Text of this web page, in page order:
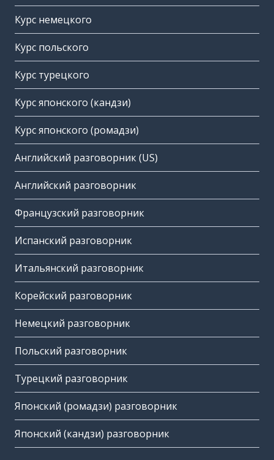
Курс немецкого
Курс польского
Курс турецкого
Курс японского (кандзи)
Курс японского (ромадзи)
Английский разговорник (US)
Английский разговорник
Французский разговорник
Испанский разговорник
Итальянский разговорник
Корейский разговорник
Немецкий разговорник
Польский разговорник
Турецкий разговорник
Японский (ромадзи) разговорник
Японский (кандзи) разговорник